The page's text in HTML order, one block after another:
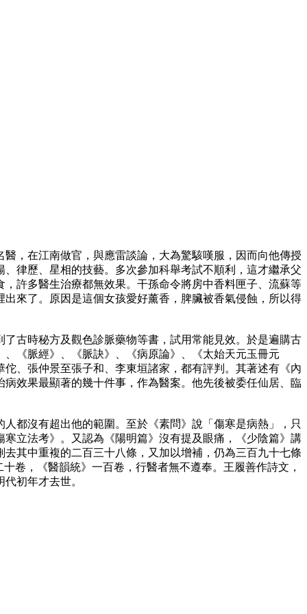
，在江南做官，與應雷談論，大為驚駭嘆服，因而向他傳授
律歷、星相的技藝。多次參加科舉考試不順利，這才繼承父
許多醫生治療都無效果。干孫命令將房中香料匣子、流蘇等
來了。原因是這個女孩愛好薰香，脾臟被香氣侵蝕，所以得
古時秘方及觀色診脈藥物等書，試用常能見效。於是遍購古
《脈經》、《脈訣》、《病原論》、《太始天元玉冊元
、張仲景至張子和、李東垣諸家，都有評判。其著述有《內
效果最顯著的幾十件事，作為醫案。他先後被委任仙居、臨
都沒有超出他的範圍。至於《素問》說「傷寒是病熱」，只
立法考》。又認為《陽明篇》沒有提及眼痛，《少陰篇》講
其中重複的二百三十八條，又加以增補，仍為三百九十七條
卷，《醫韻統》一百卷，行醫者無不遵奉。王履善作詩文，
初年才去世。